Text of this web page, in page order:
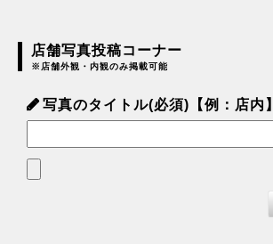
店舗写真投稿コーナー
※店舗外観・内観のみ掲載可能
写真のタイトル(必須)【例：店内】